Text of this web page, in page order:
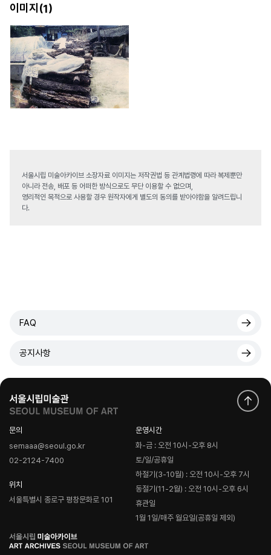
이미지(1)
서울시립 미술아카이브 소장자료 이미지는 저작권법 등 관계법령에 따라 복제뿐만
아니라 전송, 배포 등 어떠한 방식으로도 무단 이용할 수 없으며,
영리적인 목적으로 사용할 경우 원작자에게 별도의 동의를 받아야함을 알려드립니
다.
FAQ
공지사항
문의
semaaa@seoul.go.kr
02-2124-7400
위치
서울특별시 종로구 평창문화로 101
운영시간
화-금 : 오전 10시-오후 8시
토/일/공휴일
하절기(3-10월) : 오전 10시-오후 7시
동절기(11-2월) : 오전 10시-오후 6시
휴관일
1월 1일/매주 월요일(공휴일 제외)
로
고